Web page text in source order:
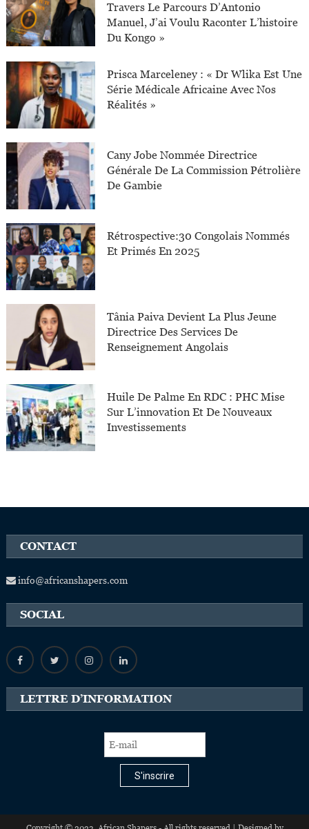
Travers Le Parcours D’Antonio
Manuel, J’ai Voulu Raconter L’histoire
Du Kongo »
Prisca Marceleney : « Dr Wlika Est Une
Série Médicale Africaine Avec Nos
Réalités »
Cany Jobe Nommée Directrice
Générale De La Commission Pétrolière
De Gambie
Rétrospective:30 Congolais Nommés
Et Primés En 2025
Tânia Paiva Devient La Plus Jeune
Directrice Des Services De
Renseignement Angolais
Huile De Palme En RDC : PHC Mise
Sur L’innovation Et De Nouveaux
Investissements
CONTACT
info@africanshapers.com
SOCIAL
LETTRE D’INFORMATION
S'inscrire